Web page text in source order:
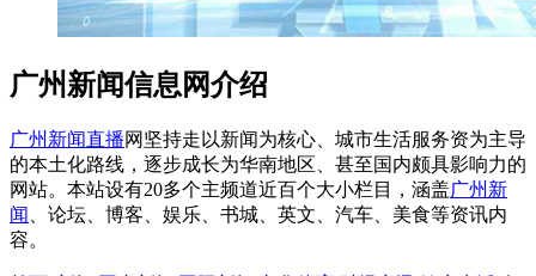
广州新闻信息网介绍
广州新闻直播网坚持走以新闻为核心、城市生活服务资为主导
的本土化路线，逐步成长为华南地区、甚至国内颇具影响力的
网站。本站设有20多个主频道近百个大小栏目，涵盖广州新
闻
、论坛、博客、娱乐、书城、英文、汽车、美食等资讯内
容。